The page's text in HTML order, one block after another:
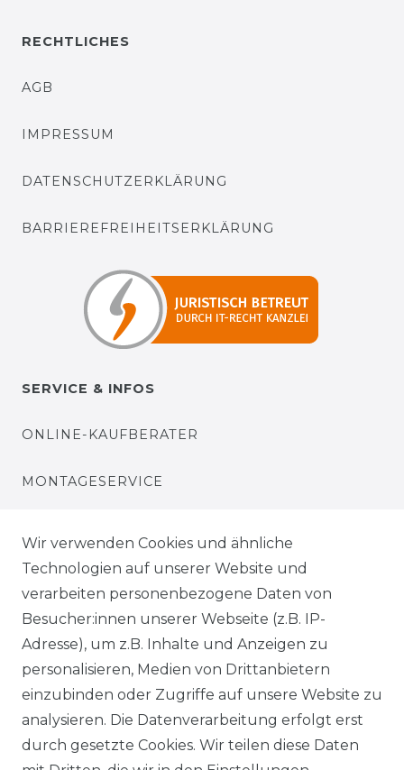
RECHTLICHES
AGB
IMPRESSUM
DATENSCHUTZERKLÄRUNG
BARRIEREFREIHEITSERKLÄRUNG
SERVICE & INFOS
ONLINE-KAUFBERATER
MONTAGESERVICE
BEZAHLUNG
KLIMA- UND UMWELTSCHUTZ
LEXIKON
UNTERNEHMEN
ÜBER UNS
Wir verwenden Cookies und ähnliche
Technologien auf unserer Website und
verarbeiten personenbezogene Daten von
Besucher:innen unserer Webseite (z.B. IP-
Adresse), um z.B. Inhalte und Anzeigen zu
personalisieren, Medien von Drittanbietern
einzubinden oder Zugriffe auf unsere Website zu
analysieren. Die Datenverarbeitung erfolgt erst
durch gesetzte Cookies. Wir teilen diese Daten